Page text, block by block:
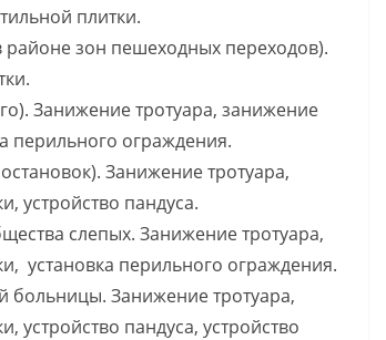
плитки.
зон пешеходных переходов).
Занижение тротуара, занижение
перильного ограждения.
Занижение тротуара,
устройство пандуса.
слепых. Занижение тротуара,
установка перильного ограждения.
больницы. Занижение тротуара,
устройство пандуса, устройство